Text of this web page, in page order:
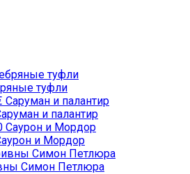
туфли
и палантир
и Мордор
Симон Петлюра